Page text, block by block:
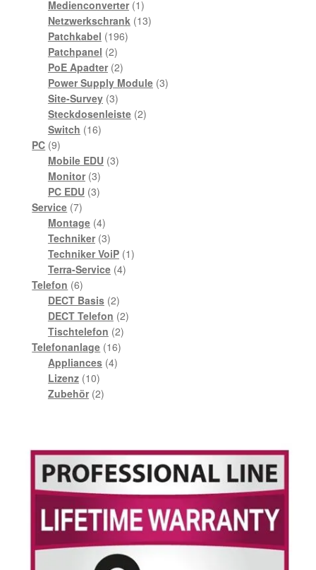
Produkte
Medienconverter 11
Produkt
Netzwerkschrank 1313
Patchkabel 196196
Patchpanel 22
Produkte
PoE Apadter 22
Produkte
Power Supply Module 33
Site-Survey 33
Produkte
Steckdosenleiste 22
Switch 1616
PC 99
Produkte
Mobile EDU 33
Monitor 33
Produkte
PC EDU 33
Service 77
Produkte
Montage 44
Produkte
Techniker 33
Produkte
Techniker VoiP 11
Terra-Service 44
Telefon 66
Produkte
DECT Basis 22
Produkte
DECT Telefon 22
Tischtelefon 22
Produkte
Telefonanlage 1616
Appliances 44
Lizenz 1010
Produkte
Zubehör 22